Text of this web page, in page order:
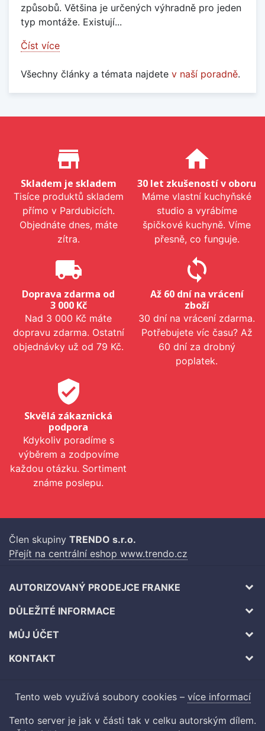
způsobů. Většina je určených výhradně pro jeden
typ montáže. Existují...
Číst více
Všechny články a témata najdete v naší poradně.
Proč nakupovat u nás?
store_mall_directory
Skladem je skladem
Tisíce produktů skladem
přímo v Pardubicích.
Objednáte dnes, máte
zítra.
home
30 let zkušeností v oboru
Máme vlastní kuchyňské
studio a vyrábíme
špičkové kuchyně. Víme
přesně, co funguje.
local_shipping
Doprava zdarma od
3 000 Kč
Nad 3 000 Kč máte
dopravu zdarma. Ostatní
objednávky už od 79 Kč.
sync
Až 60 dní na vrácení
zboží
30 dní na vrácení zdarma.
Potřebujete víc času? Až
60 dní za drobný
poplatek.
verified_user
Skvělá zákaznická
podpora
Kdykoliv poradíme s
výběrem a zodpovíme
každou otázku. Sortiment
známe poslepu.
Člen skupiny TRENDO s.r.o.
Přejít na centrální eshop www.trendo.cz
AUTORIZOVANÝ PRODEJCE FRANKE
DŮLEŽITÉ INFORMACE
MŮJ ÚČET
KONTAKT
Tento web využívá soubory cookies – více informací
Tento server je jak v části tak v celku autorským dílem.